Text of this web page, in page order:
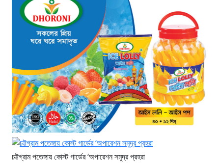
চট্টগ্রাম পতেঙ্গায় কোস্ট গার্ডের ‘অপারেশন সমুদ্র প্রহরা